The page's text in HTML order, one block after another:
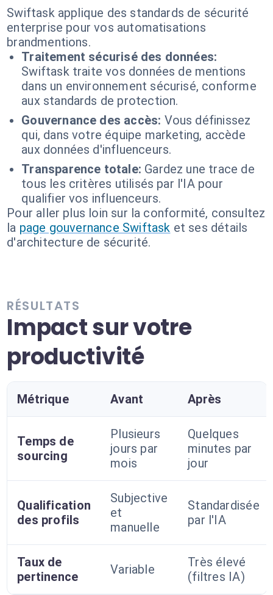
Swiftask applique des standards de sécurité
enterprise pour vos automatisations
brandmentions.
Traitement sécurisé des données:
Swiftask traite vos données de mentions
dans un environnement sécurisé, conforme
aux standards de protection.
Gouvernance des accès: Vous définissez
qui, dans votre équipe marketing, accède
aux données d'influenceurs.
Transparence totale: Gardez une trace de
tous les critères utilisés par l'IA pour
qualifier vos influenceurs.
Pour aller plus loin sur la conformité, consultez
la page gouvernance Swiftask et ses détails
d'architecture de sécurité.
RÉSULTATS
Impact sur votre
productivité
Métrique Avant Après
Temps de
sourcing
Plusieurs
jours par
mois
Quelques
minutes par
jour
Qualification
des profils
Subjective
et
manuelle
Standardisée
par l'IA
Taux de
pertinence
Variable
Très élevé
(filtres IA)